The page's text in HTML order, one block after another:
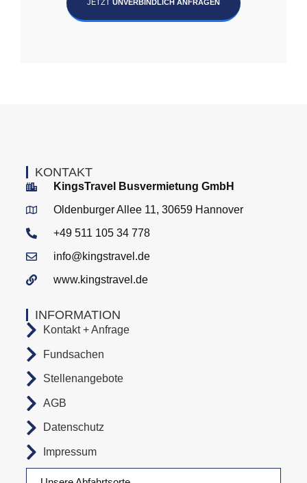
JETZT UNVERBINDLICH ANFRAGEN
INFORMATION
Kontakt + Anfrage
Fundsachen
Stellenangebote
AGB
Datenschutz
Impressum
KONTAKT
KingsTravel Busvermietung GmbH
Oldenburger Allee 11, 30659 Hannover
+49 511 105 34 778
info@kingstravel.de
www.kingstravel.de